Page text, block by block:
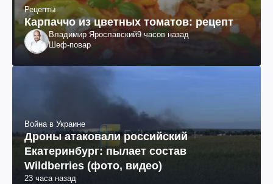
Рецепты
Карпаччо из цветных томатов: рецепт
Владимир Ярославский9 часов назад
Шеф-повар
Война в Украине
Дроны атаковали российский
Екатеринбург: пылает состав
Wildberries (фото, видео)
23 часа назад